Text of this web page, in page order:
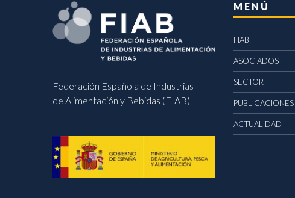
Federación Española de Industrias
de Alimentación y Bebidas (FIAB)
MENÚ
FIAB
ASOCIADOS
SECTOR
PUBLICACIONES
ACTUALIDAD